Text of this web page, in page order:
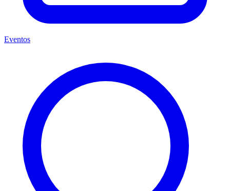
Eventos